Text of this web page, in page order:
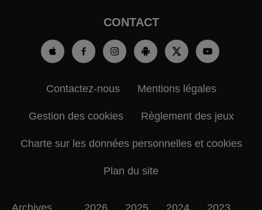
CONTACT
Contactez-nous Mentions légales
Gestion des cookies Règlement des jeux
Charte sur les données personnelles et cookies
Plan du site
Archives 2026 2025 2024 2023